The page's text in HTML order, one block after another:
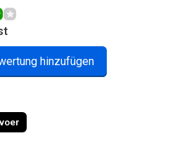
word graag gegeten door de
niet beoordelen want ik gebruik het
hinzufügen